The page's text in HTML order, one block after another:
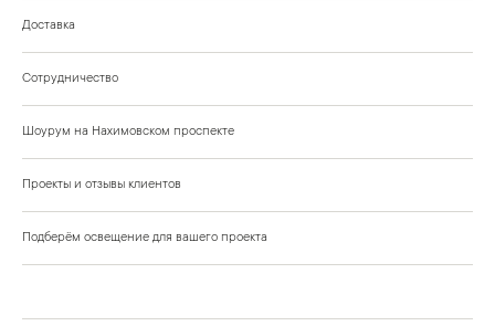
Доставка
Сотрудничество
Шоурум на Нахимовском проспекте
Проекты и отзывы клиентов
Подберём освещение для вашего проекта